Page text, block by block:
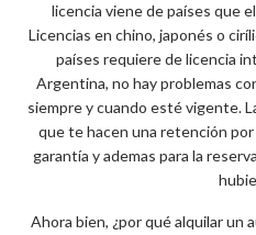
licencia viene de países que
Licencias en chino, japonés o
países requiere de licencia
Argentina, no hay problemas
siempre y cuando esté vigente.
que te hacen una retención
garantía y ademas para la
Ahora bien, ¿por qué alquilar un